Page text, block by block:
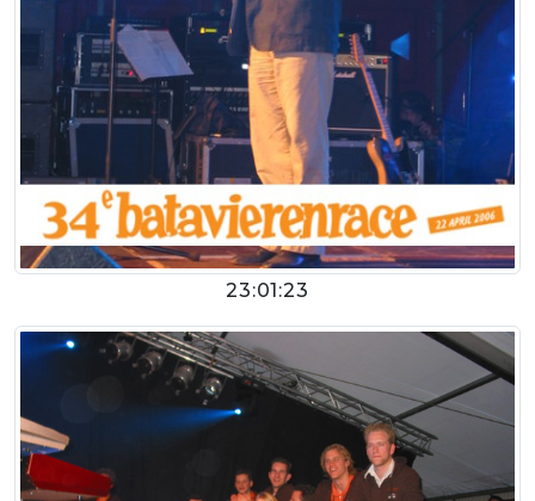
23:01:23